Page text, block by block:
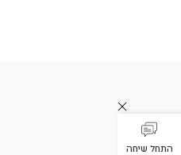
התחל שיחה